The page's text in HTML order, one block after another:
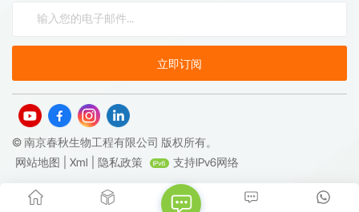
© 南京春秋生物工程有限公司 版权所有。
网站地图
Xml 隐私政策 支持IPv6网络